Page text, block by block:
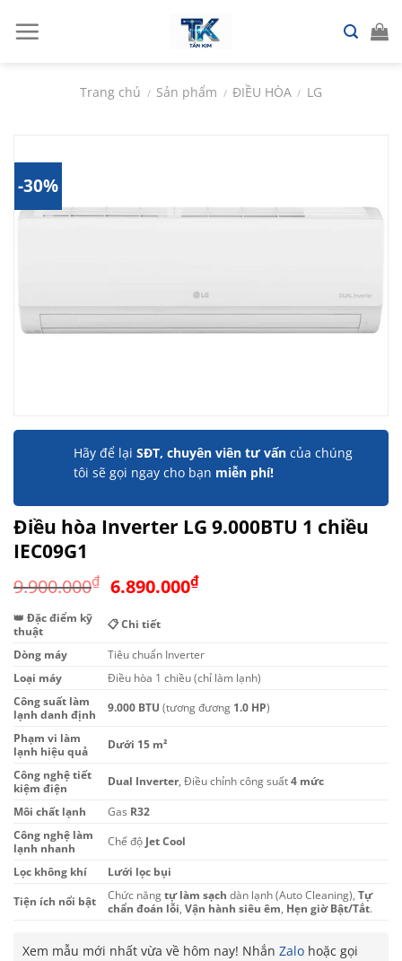
đến
Trang chủ / Sản phẩm / ĐIỀU HÒA / LG
-30%
Hãy để lại SĐT, chuyên viên tư vấn của chúng
tôi sẽ gọi ngay cho bạn miễn phí!
Điều hòa Inverter LG 9.000BTU 1 chiều
IEC09G1
9.900.000₫ Giá
là:
9.900.000₫.
6.890.000₫Giá
là:
6.890.000₫.
👑 Đặc điểm kỹ
thuật
📋 Chi tiết
Dòng máy
Tiêu chuẩn Inverter
Loại máy
Điều hòa 1 chiều (chỉ làm lạnh)
Công suất làm
lạnh danh định
9.000 BTU (tương đương 1.0 HP)
Phạm vi làm
lạnh hiệu quả
Dưới 15 m²
Công nghệ tiết
kiệm điện
Dual Inverter, Điều chỉnh công suất4 mức
Môi chất lạnh Gas R32
Công nghệ làm
lạnh nhanh
Chế độ Jet Cool
Lọc không khí Lưới lọc bụi
Tiện ích nổi bật Chức năngtự làm sạch dàn lạnh (Auto Cleaning), Tự
chẩn đoán lỗi, Vận hành siêu êm, Hẹn giờ Bật/Tắt.
Xem mẫu mới nhất vừa về hôm nay! Nhắn Zalo hoặc gọi